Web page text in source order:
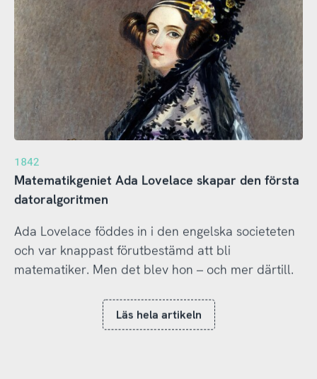
1842
Matematikgeniet Ada Lovelace skapar den första
datoralgoritmen
Ada Lovelace föddes in i den engelska societeten
och var knappast förutbestämd att bli
matematiker. Men det blev hon – och mer därtill.
Läs hela artikeln